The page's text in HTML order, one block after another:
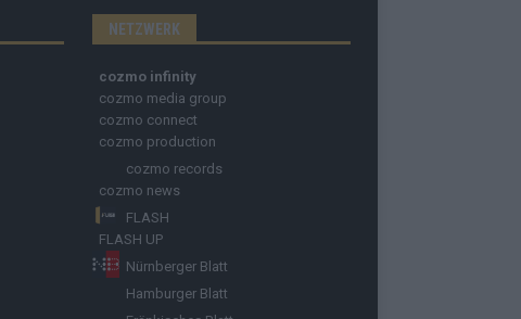
NETZWERK
cozmo infinity
cozmo media group
cozmo connect
cozmo production
cozmo records
cozmo news
FLASH
FLASH UP
Nürnberger Blatt
Hamburger Blatt